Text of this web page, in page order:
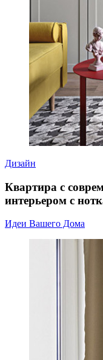
Дизайн
Квартира с
интерьером с
Идеи Вашего Дома